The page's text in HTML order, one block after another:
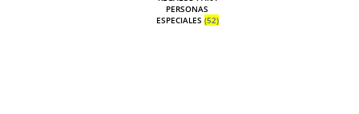
PERSONAS
ESPECIALES (52)